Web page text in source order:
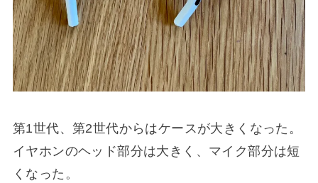
第1世代、第2世代からはケースが大きくなった。
イヤホンのヘッド部分は大きく、マイク部分は短
くなった。